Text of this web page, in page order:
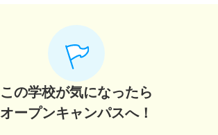
この学校が気になったら
オープンキャンパスへ！